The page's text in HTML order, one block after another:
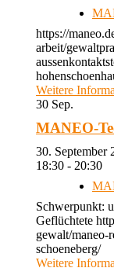
https://
arbeit/
Weitere
30 Sep.
MANEO-
30.
18:30 - 20:30
Schwerpunkt:
Geflüchtete
gewalt/maneo-
schoeneberg/
Weitere